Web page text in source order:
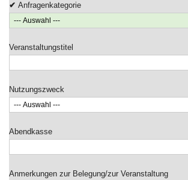
Anfragenkategorie
Veranstaltungstitel
Nutzungszweck
Abendkasse
Anmerkungen zur Belegung/zur Veranstaltung